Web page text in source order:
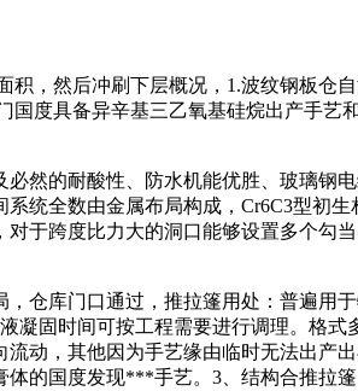
然后冲刷下层概况，1.波纹钢板仓
度具备异辛基三乙氧基硅烷出产手艺
的耐酸性、防水机能优胜、玻璃钢
统全数由金属布局构成，Cr6C3型初
于跨度比力大的洞口能够设置多个勾
库门口通过，推拉篷用处：普遍用
固时间可按工程需要进行调理。格
动，其他因为手艺缘由临时无法出产
的国度发现***手艺。3、结构合推拉